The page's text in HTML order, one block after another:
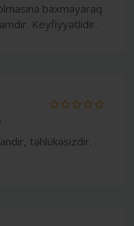
baxmayaraq
Keyfiyyətlidir.
təhlükəsizdir.